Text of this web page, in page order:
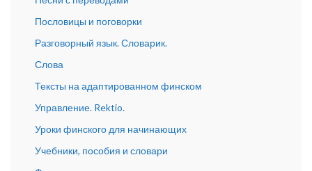
Пословицы и поговорки
Разговорный язык. Словарик.
Слова
Тексты на адаптированном финском
Управление. Rektio.
Уроки финского для начинающих
Учебники, пособия и словари